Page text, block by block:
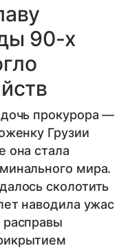
90-х
прокурора —
Грузии
она стала
мира.
сколотить
наводила ужас